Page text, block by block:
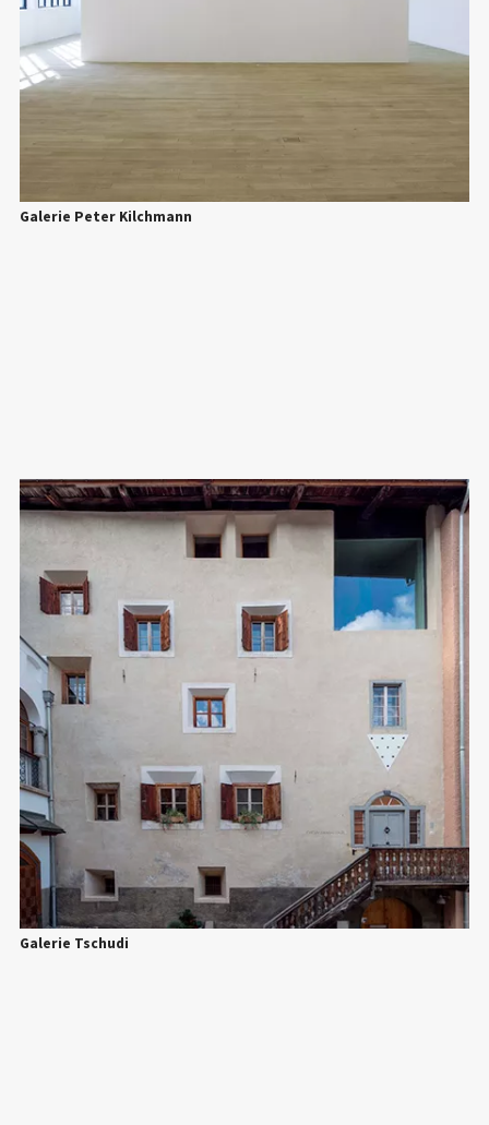
Galerie Peter Kilchmann
Galerie Tschudi